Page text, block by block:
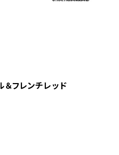
＆フレンチレッド